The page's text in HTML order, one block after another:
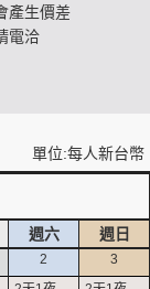
產生價差
電洽
單位:每人新台幣
週六 週日
2 3